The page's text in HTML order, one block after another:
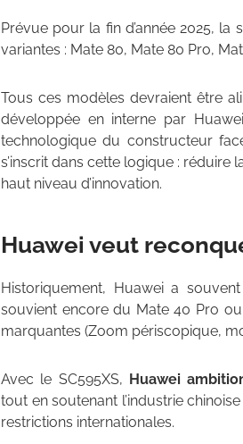
Prévue pour la fin d’année 2025,
variantes : Mate 80, Mate 80 Pro,
Tous ces modèles devraient être
développée en interne par
technologique du constructeur
s’inscrit dans cette logique :
haut niveau d’innovation.
Huawei veut
Historiquement, Huawei a
souvient encore du Mate 40 Pro
marquantes (Zoom périscopique,
Avec le SC595XS, Huawei
tout en soutenant l’industrie
restrictions internationales.